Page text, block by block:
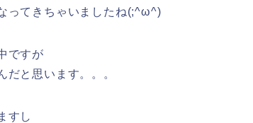
ってきちゃいましたね(;^ω^)
ですが
と思います。。。
すし